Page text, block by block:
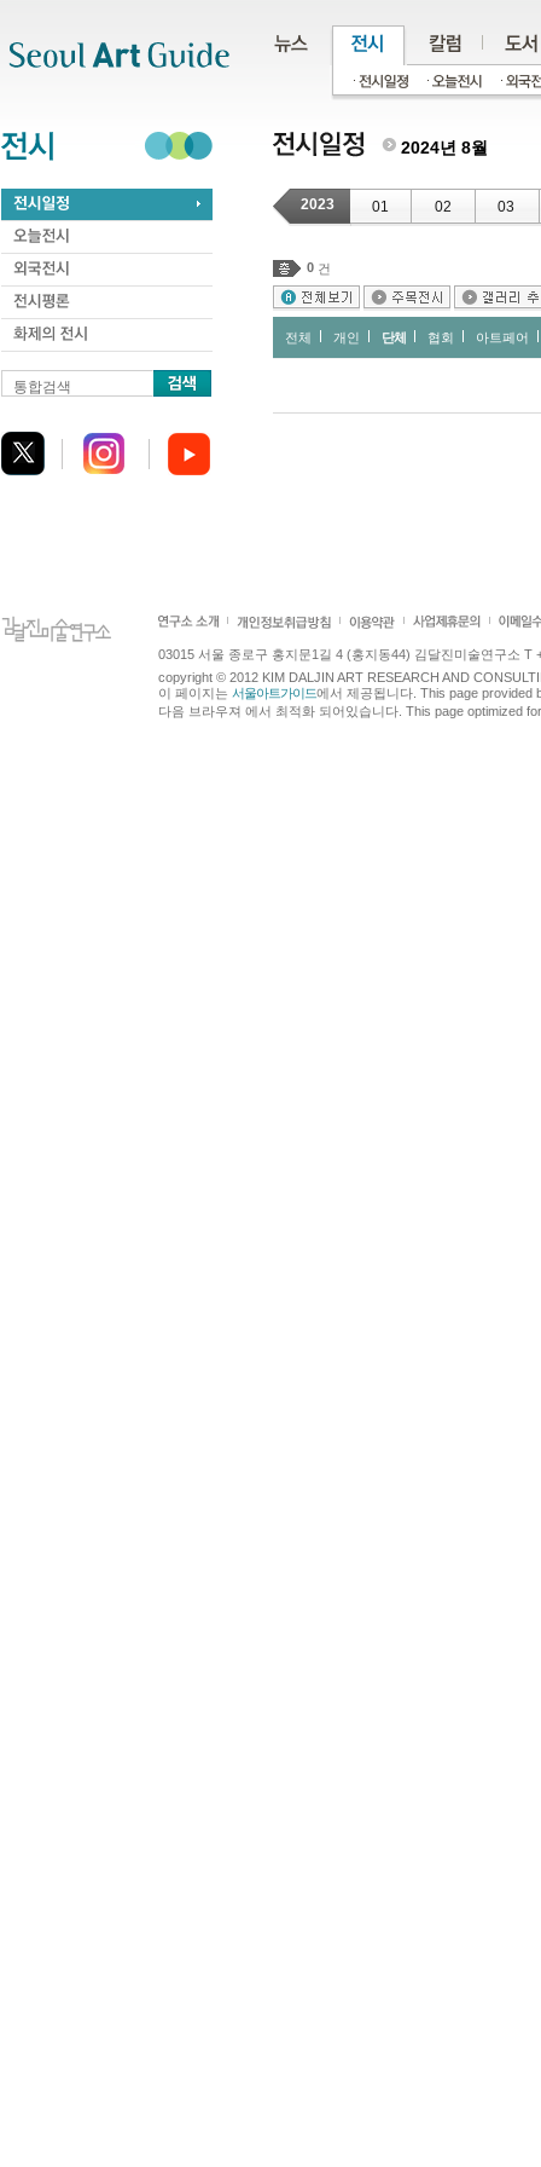
통합검색
2024년 8월
2023 01 02 03
0 건
전체 개인 단체 협회 아트페어
03015 서울 종로구 홍지문1길 4 (홍지동44) 김달진미술연구소 T
copyright © 2012 KIM DALJIN ART RESEARCH AND
이 페이지는 서울아트가이드에서 제공됩니다. This page provided
다음 브라우져 에서 최적화 되어있습니다. This page optimized